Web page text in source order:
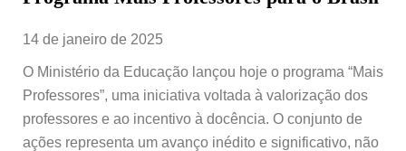
14 de janeiro de 2025
O Ministério da Educação lançou hoje o programa “Mais
Professores”, uma iniciativa voltada à valorização dos
professores e ao incentivo à docência. O conjunto de
ações representa um avanço inédito e significativo, não